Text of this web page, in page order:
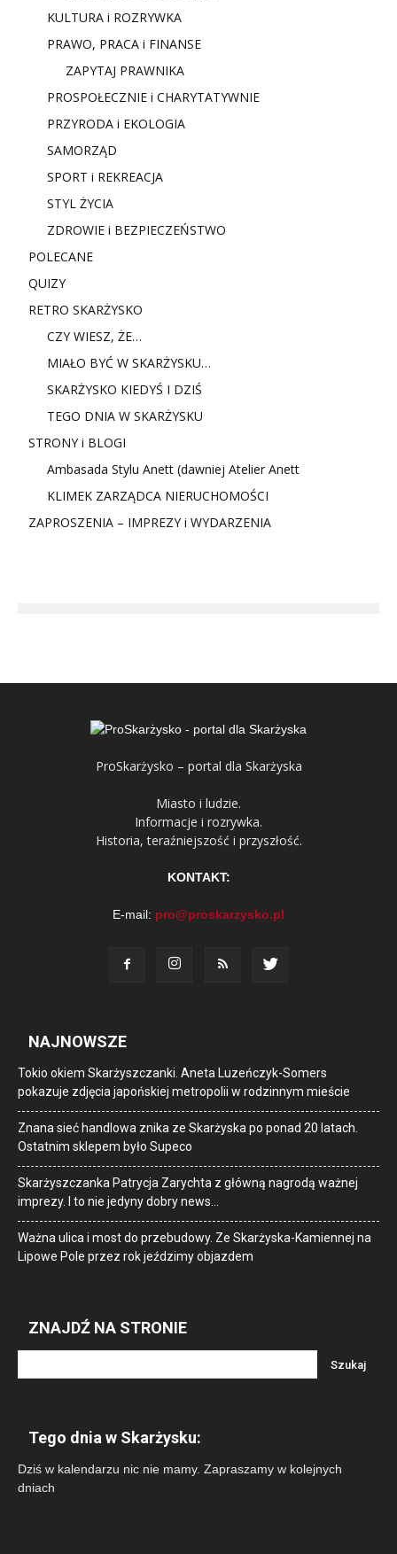
KULTURA i ROZRYWKA
PRAWO, PRACA i FINANSE
ZAPYTAJ PRAWNIKA
PROSPOŁECZNIE i CHARYTATYWNIE
PRZYRODA i EKOLOGIA
SAMORZĄD
SPORT i REKREACJA
STYL ŻYCIA
ZDROWIE i BEZPIECZEŃSTWO
POLECANE
QUIZY
RETRO SKARŻYSKO
CZY WIESZ, ŻE…
MIAŁO BYĆ W SKARŻYSKU…
SKARŻYSKO KIEDYŚ I DZIŚ
TEGO DNIA W SKARŻYSKU
STRONY i BLOGI
Ambasada Stylu Anett (dawniej Atelier Anett
KLIMEK ZARZĄDCA NIERUCHOMOŚCI
ZAPROSZENIA – IMPREZY i WYDARZENIA
ProSkarżysko – portal dla Skarżyska
Miasto i ludzie.
Informacje i rozrywka.
Historia, teraźniejszość i przyszłość.
KONTAKT:
E-mail: pro@proskarzysko.pl
NAJNOWSZE
Tokio okiem Skarżyszczanki. Aneta Luzeńczyk-Somers
pokazuje zdjęcia japońskiej metropolii w rodzinnym mieście
Znana sieć handlowa znika ze Skarżyska po ponad 20 latach.
Ostatnim sklepem było Supeco
Skarżyszczanka Patrycja Zarychta z główną nagrodą ważnej
imprezy. I to nie jedyny dobry news…
Ważna ulica i most do przebudowy. Ze Skarżyska-Kamiennej na
Lipowe Pole przez rok jeździmy objazdem
ZNAJDŹ NA STRONIE
Tego dnia w Skarżysku:
Dziś w kalendarzu nic nie mamy. Zapraszamy w kolejnych
dniach